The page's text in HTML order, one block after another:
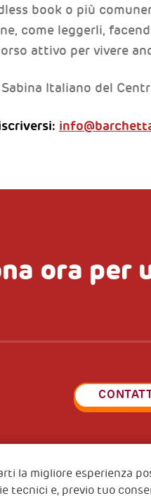
book o più
come leggerli,
attivo per vivere
Sabina Italiano del
ora per
Fiscal code
la migliore esperienza
tecnici e, previo tuo